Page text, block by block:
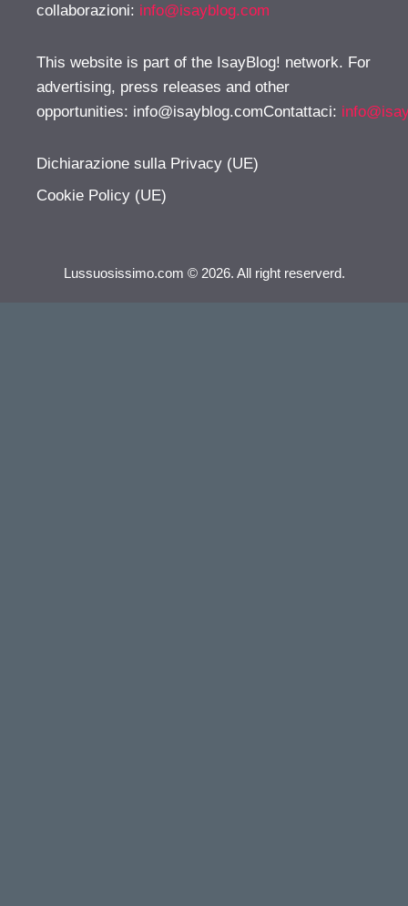
collaborazioni: info@isayblog.com
This website is part of the IsayBlog! network. For
advertising, press releases and other
opportunities: info@isayblog.comContattaci:
Dichiarazione sulla Privacy (UE)
Cookie Policy (UE)
Lussuosissimo.com © 2026. All right reserverd.